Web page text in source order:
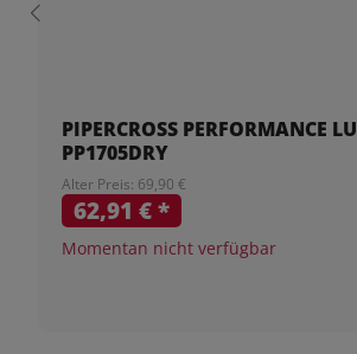
PIPERCROSS PERFORMANCE
PP1705DRY
Alter Preis: 69,90 €
62,91 €*
Momentan nicht verfügbar